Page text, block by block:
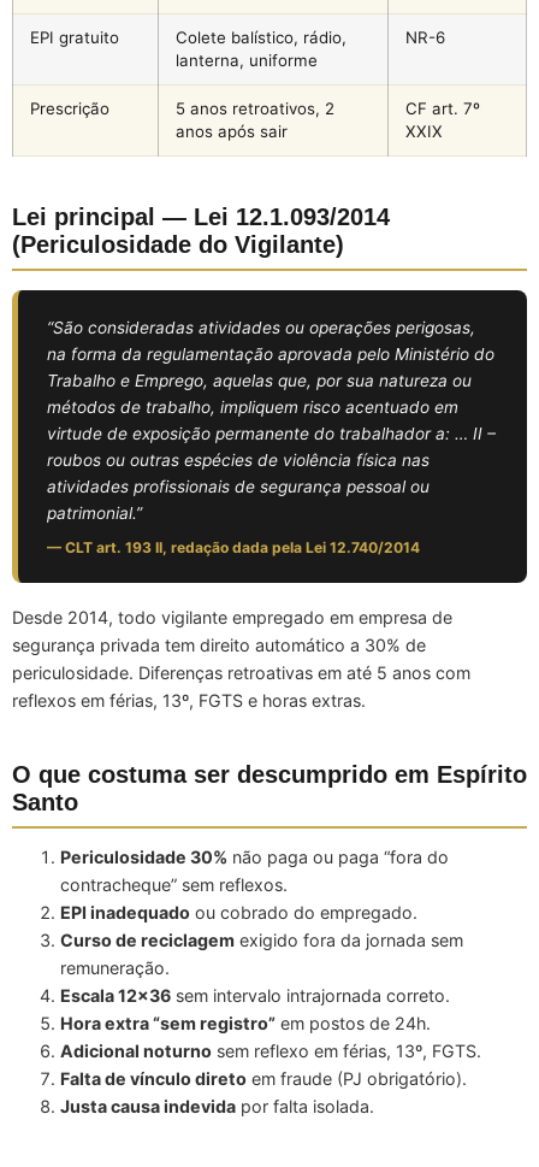
EPI gratuito
Colete balístico, rádio,
lanterna, uniforme
NR-6
Prescrição
5 anos retroativos, 2
anos após sair
CF art. 7º
XXIX
Lei principal — Lei 12.1.093/2014
(Periculosidade do Vigilante)
“São consideradas atividades ou operações perigosas,
na forma da regulamentação aprovada pelo Ministério do
Trabalho e Emprego, aquelas que, por sua natureza ou
métodos de trabalho, impliquem risco acentuado em
virtude de exposição permanente do trabalhador a: … II –
roubos ou outras espécies de violência física nas
atividades profissionais de segurança pessoal ou
patrimonial.”
— CLT art. 193 II, redação dada pela Lei 12.740/2014
Desde 2014, todo vigilante empregado em empresa de
segurança privada tem direito automático a 30% de
periculosidade. Diferenças retroativas em até 5 anos com
reflexos em férias, 13º, FGTS e horas extras.
O que costuma ser descumprido em Espírito
Santo
Periculosidade 30% não paga ou paga “fora do
contracheque” sem reflexos.
EPI inadequado ou cobrado do empregado.
Curso de reciclagem exigido fora da jornada sem
remuneração.
Escala 12×36 sem intervalo intrajornada correto.
Hora extra “sem registro” em postos de 24h.
Adicional noturno sem reflexo em férias, 13º, FGTS.
Falta de vínculo direto em fraude (PJ obrigatório).
Justa causa indevida por falta isolada.